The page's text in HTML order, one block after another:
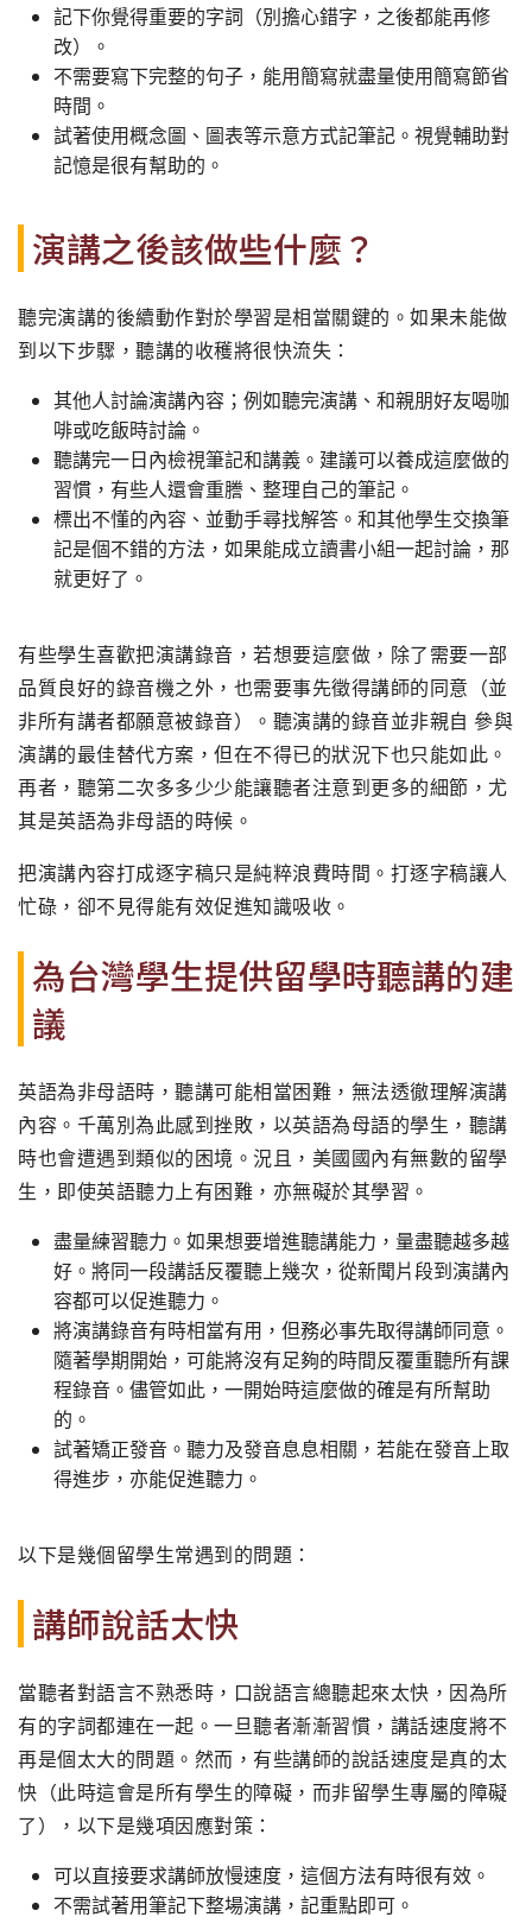
記下你覺得重要的字詞（別擔心錯字，之後都能再修
改）。
不需要寫下完整的句子，能用簡寫就盡量使用簡寫節省
時間。
試著使用概念圖、圖表等示意方式記筆記。視覺輔助對
記憶是很有幫助的。
演講之後該做些什麼？
聽完演講的後續動作對於學習是相當關鍵的。如果未能做
到以下步驟，聽講的收穫將很快流失：
其他人討論演講內容；例如聽完演講、和親朋好友喝咖
啡或吃飯時討論。
聽講完一日內檢視筆記和講義。建議可以養成這麼做的
習慣，有些人還會重謄、整理自己的筆記。
標出不懂的內容、並動手尋找解答。和其他學生交換筆
記是個不錯的方法，如果能成立讀書小組一起討論，那
就更好了。
有些學生喜歡把演講錄音，若想要這麼做，除了需要一部
品質良好的錄音機之外，也需要事先徵得講師的同意（並
非所有講者都願意被錄音）。聽演講的錄音並非親自 參與
演講的最佳替代方案，但在不得已的狀況下也只能如此。
再者，聽第二次多多少少能讓聽者注意到更多的細節，尤
其是英語為非母語的時候。
把演講內容打成逐字稿只是純粹浪費時間。打逐字稿讓人
忙碌，卻不見得能有效促進知識吸收。
為台灣學生提供留學時聽講的建
議
英語為非母語時，聽講可能相當困難，無法透徹理解演講
內容。千萬別為此感到挫敗，以英語為母語的學生，聽講
時也會遭遇到類似的困境。況且，美國國內有無數的留學
生，即使英語聽力上有困難，亦無礙於其學習。
盡量練習聽力。如果想要增進聽講能力，量盡聽越多越
好。將同一段講話反覆聽上幾次，從新聞片段到演講內
容都可以促進聽力。
將演講錄音有時相當有用，但務必事先取得講師同意。
隨著學期開始，可能將沒有足夠的時間反覆重聽所有課
程錄音。儘管如此，一開始時這麼做的確是有所幫助
的。
試著矯正發音。聽力及發音息息相關，若能在發音上取
得進步，亦能促進聽力。
以下是幾個留學生常遇到的問題：
講師說話太快
當聽者對語言不熟悉時，口說語言總聽起來太快，因為所
有的字詞都連在一起。一旦聽者漸漸習慣，講話速度將不
再是個太大的問題。然而，有些講師的說話速度是真的太
快（此時這會是所有學生的障礙，而非留學生專屬的障礙
了），以下是幾項因應對策：
可以直接要求講師放慢速度，這個方法有時很有效。
不需試著用筆記下整場演講，記重點即可。